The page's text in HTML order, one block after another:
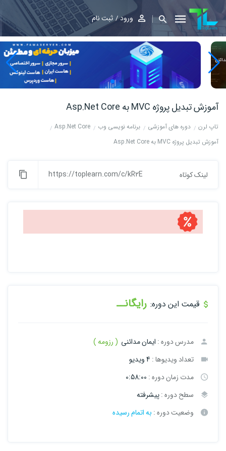
ورود ثبت نام
آموزش تبدیل پروژه MVC به Asp.Net Core
تاپ لرن دوره های آموزشی برنامه نویسی وب
Asp.Net Core
آموزش تبدیل پروژه MVC به Asp.Net Core
لینک کوتاه https://toplearn.com/c/kR2E
قیمت این دوره: رایگانــ
مدرس دوره : ایمان مدائنی ( رزومه )
تعداد ویدیوها : 4 ویدیو
مدت زمان دوره : 0:58:00
سطح دوره :پیشرفته
وضعیت دوره : به اتمام رسیده